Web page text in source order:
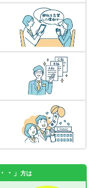
・」 方は